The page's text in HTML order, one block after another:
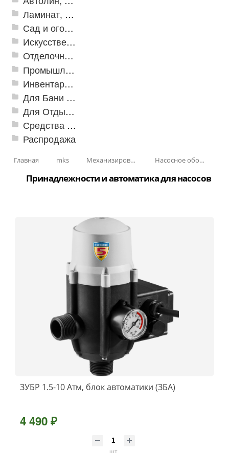
Ламинат, Кварцвиниловая плитка SPC
Сад и огород
Искусственная трава
Отделочные профили
Промышленный текстиль
Инвентарь для клининга
Для Бани и Сауны
Для Отдыха и Пикника
Средства от насекомых и садовых вредителей
Распродажа
Главная mks Механизированные инструменты Насосное оборудование
Принадлежности и автоматика для насосов
ЗУБР 1.5-10 Атм, блок автоматики (ЗБА)
4 490 ₽
шт